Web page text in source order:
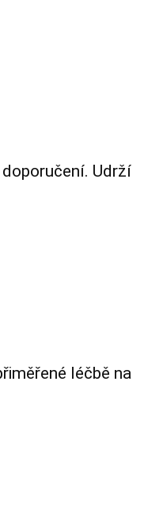
Udrží
léčbě na